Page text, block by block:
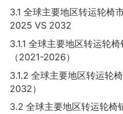
3.1 全球主要地区转运轮椅
2025 VS 2032
3.1.1 全球主要地区转运轮
（2021-2026）
3.1.2 全球主要地区转运轮
2032）
3.2 全球主要地区转运轮椅